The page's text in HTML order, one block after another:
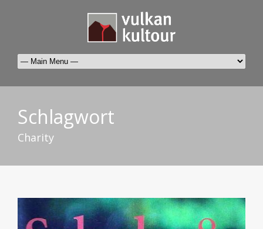
Schlagwort
Charity